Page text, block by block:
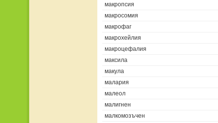
макропсия
макросомия
макрофаг
макрохейлия
макроцефалия
максила
макула
малария
малеол
малигнен
малкомозъчен